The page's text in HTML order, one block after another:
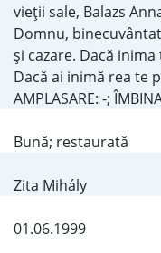
vieţii sale, Balazs
Domnu,
şi cazare. Dacă
Dacă ai inimă rea te
AMPLASARE: -;
Bună; restaurată
Zita Mihály
01.06.1999